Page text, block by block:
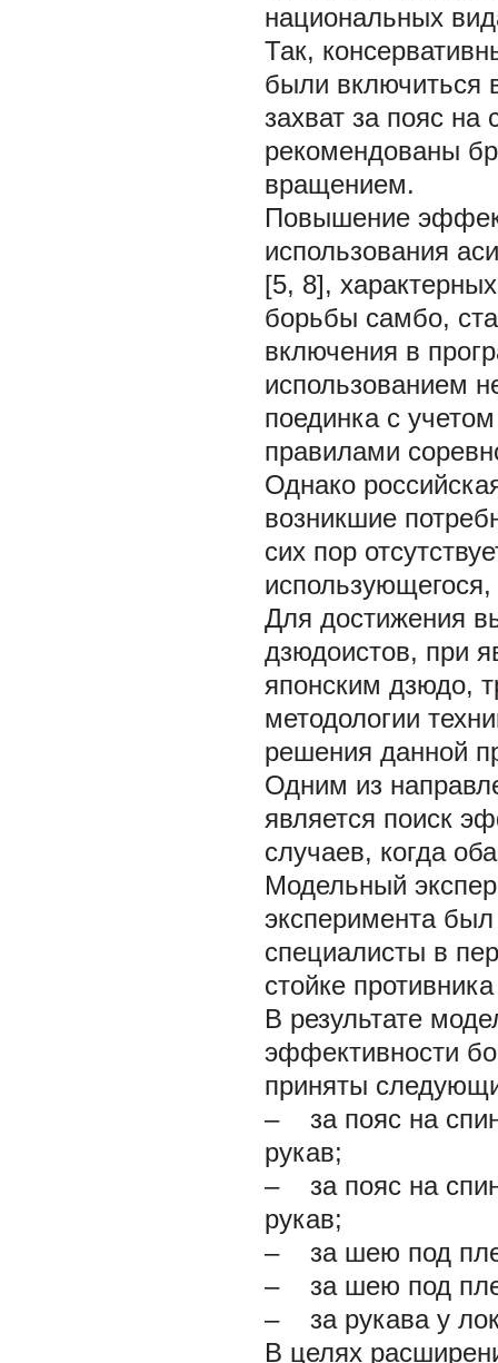
национальных
Так,
были включиться
захват за пояс
рекомендованы
вращением.
Повышение
использования
[5, 8],
борьбы самбо,
включения в
использованием
поединка с
правилами
Однако
возникшие
сих пор
использующегося,
Для достижения
дзюдоистов, при
японским дзюдо,
методологии
решения данной
Одним из
является поиск
случаев, когда
Модельный
эксперимента
специалисты в
стойке
В результате
эффективности
приняты
– за пояс на
рукав;
– за пояс на
рукав;
– за шею под
– за шею под
– за рукава у
В целях